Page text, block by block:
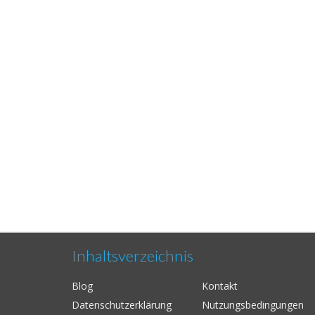
Inhaltsverzeichnis
Blog Kontakt
Datenschutzerklärung
Nutzungsbedingungen